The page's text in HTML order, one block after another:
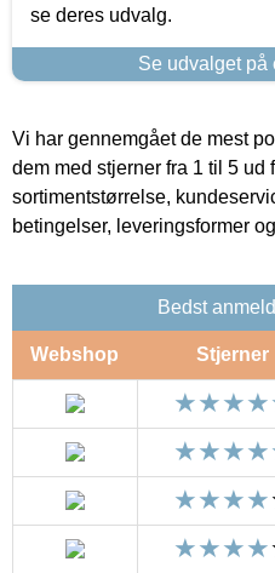
se deres udvalg.
Se udvalget på
Vi har gennemgået de mest
dem med stjerner fra 1 til 5 ud
sortimentstørrelse,
betingelser, leveringsformer
Bedst
Webshop Stjerner